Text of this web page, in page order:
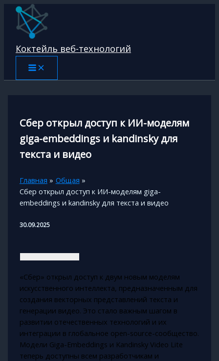
Перейти
содержимому
Коктейль веб-технологий
Сбер открыл доступ к ИИ-моделям
giga-embeddings и kandinsky для
текста и видео
Главная
Общая
Сбер открыл доступ к ИИ-моделям giga-
embeddings и kandinsky для текста и видео
30.09.2025
«Сбер» открыл доступ к двум новым моделям
искусственного интеллекта, предназначенным для
создания векторных представлений текста и
генерации видео. Это стало важным шагом в
развитии отечественных технологий и их
интеграции в глобальное open-source-сообщество.
Модели Giga-Embeddings и Kandinsky Video Lite
теперь доступны всем разработчикам и